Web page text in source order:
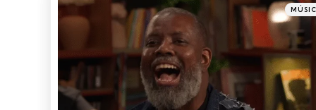
Posted
in